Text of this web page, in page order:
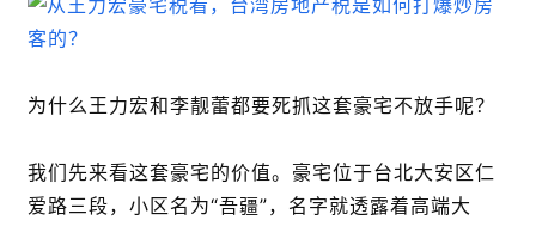
为什么王力宏和李靓蕾都要死抓这套豪宅不放手呢？
我们先来看这套豪宅的价值。豪宅位于台北大安区仁
爱路三段，小区名为“吾疆”，名字就透露着高端大